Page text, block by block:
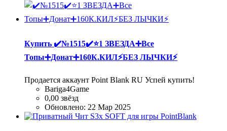
Купить ✔️№1515✔️⭐️1 ЗВЕЗДА➕Все
Топы➕Донат➕160К.КИЛ⚡БЕЗ ЛЫЧКИ⚡
Продается аккаунт Point Blank RU Успей купить!
Bariga4Game
0,00 звёзд
Обновлено: 22 Мар 2025